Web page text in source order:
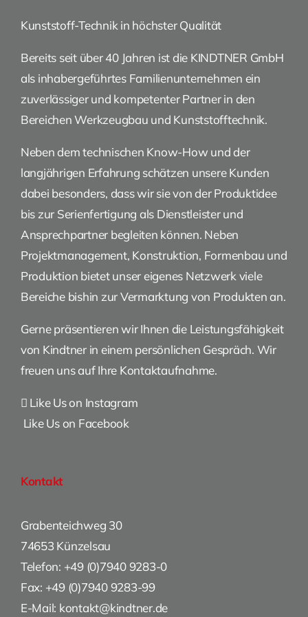
Kunststoff-Technik in höchster Qualität
Bereits seit über 40 Jahren ist die KINDTNER GmbH
als inhabergeführtes Familienunternehmen ein
zuverlässiger und kompetenter Partner in den
Bereichen Werkzeugbau und Kunststofftechnik.
Neben dem technischen Know-How und der
langjährigen Erfahrung schätzen unsere Kunden
dabei besonders, dass wir sie von der Produktidee
bis zur Serienfertigung als Dienstleister und
Ansprechpartner begleiten können. Neben
Projektmanagement, Konstruktion, Formenbau und
Produktion bietet unser eigenes Netzwerk viele
Bereiche bishin zur Vermarktung von Produkten an.
Gerne präsentieren wir Ihnen die Leistungsfähigkeit
von Kindtner in einem persönlichen Gespräch. Wir
freuen uns auf Ihre Kontaktaufnahme.
Like Us on Instagram
Like Us on Facebook
Kontakt
Grabenteichweg 30
74653 Künzelsau
Telefon: +49 (0)7940 9283-0
Fax: +49 (0)7940 9283-99
E-Mail: kontakt@kindtner.de